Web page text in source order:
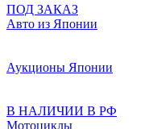
ПОД ЗАКАЗ
Авто из Японии
Аукционы Японии
В НАЛИЧИИ В РФ
Мотоциклы